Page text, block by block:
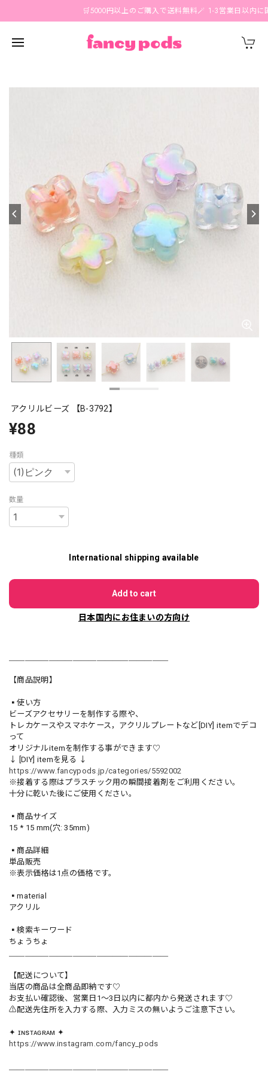
🛒5000円以上のご購入で送料無料🪄 1-3営業日以内に国
アクリルビーズ 【B-3792】
¥88
種類
数量
International shipping available
Add to cart
日本国内にお住まいの方向け
【商品説明】
▪️使い方
ビーズアクセサリーを制作する際や、
トレカケースやスマホケース，アクリルプレートなど[DIY] itemでデコ
って
オリジナルitemを制作する事ができます♡
↓ [DIY] itemを見る ↓
https://www.fancypods.jp/categories/5592002
※接着する際はプラスチック用の瞬間接着剤をご利用ください。
十分に乾いた後にご使用ください。
▪️商品サイズ
15 * 15 mm(穴: 35mm)
▪️商品詳細
単品販売
※表示価格は1点の価格です。
▪️material
アクリル
▪️検索キーワード
ちょうちょ
【配送について】
当店の商品は全商品即納です♡︎
お支払い確認後、営業日1〜3日以内に都内から発送されます♡
⚠︎配送先住所を入力する際、入力ミスの無いようご注意下さい。
✦ ɪɴsᴛᴀɢʀᴀᴍ ✦
https://www.instagram.com/fancy_pods